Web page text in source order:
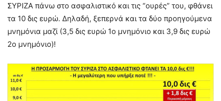
ΣΥΡΙΖΑ πάνω στο ασφαλιστικό και τις “ουρές” του, φθάνει
τα 10 δις ευρώ. Δηλαδή, ξεπερνά και τα δύο προηγούμενα
μνημόνια μαζί (3,5 δις ευρώ 1ο μνημόνιο και 3,9 δις ευρώ
2ο μνημόνιο)!